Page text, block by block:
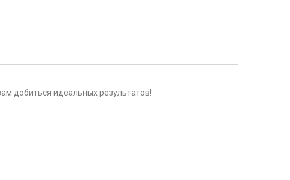
добиться идеальных результатов!